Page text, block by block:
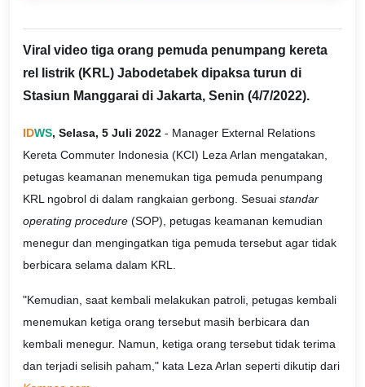
Viral video tiga orang pemuda penumpang kereta
rel listrik (KRL) Jabodetabek dipaksa turun di
Stasiun Manggarai di Jakarta, Senin (4/7/2022).
IDWS, Selasa, 5 Juli 2022 - Manager External Relations
Kereta Commuter Indonesia (KCI) Leza Arlan mengatakan,
petugas keamanan menemukan tiga pemuda penumpang
KRL ngobrol di dalam rangkaian gerbong. Sesuai standar
operating procedure (SOP), petugas keamanan kemudian
menegur dan mengingatkan tiga pemuda tersebut agar tidak
berbicara selama dalam KRL.
"Kemudian, saat kembali melakukan patroli, petugas kembali
menemukan ketiga orang tersebut masih berbicara dan
kembali menegur. Namun, ketiga orang tersebut tidak terima
dan terjadi selisih paham," kata Leza Arlan seperti dikutip dari